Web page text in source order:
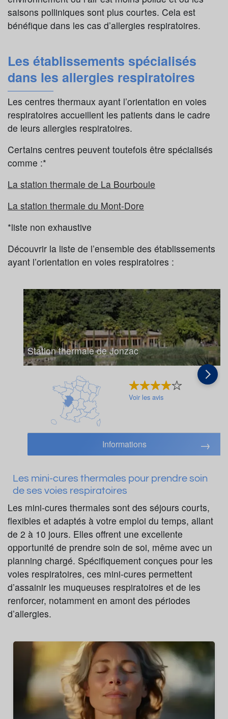
saisons polliniques sont plus courtes. Cela est
bénéfique dans les cas d’allergies respiratoires.
Les établissements spécialisés
dans les allergies respiratoires
Les centres thermaux ayant l’orientation en voies
respiratoires accueillent les patients dans le cadre
de leurs allergies respiratoires.
Certains centres peuvent toutefois être spécialisés
comme :*
La station thermale de La Bourboule
La station thermale du Mont-Dore
*liste non exhaustive
Découvrir la liste de l’ensemble des établissements
ayant l’orientation en voies respiratoires :
Station thermale de Jonzac
Voir les avis
Informations
Les mini-cures thermales pour prendre soin
de ses voies respiratoires
Les mini-cures thermales sont des séjours courts,
flexibles et adaptés à votre emploi du temps, allant
de 2 à 10 jours. Elles offrent une excellente
opportunité de prendre soin de soi, même avec un
planning chargé. Spécifiquement conçues pour les
voies respiratoires, ces mini-cures permettent
d’assainir les muqueuses respiratoires et de les
renforcer, notamment en amont des périodes
d’allergies.
Asthme ORL chronique